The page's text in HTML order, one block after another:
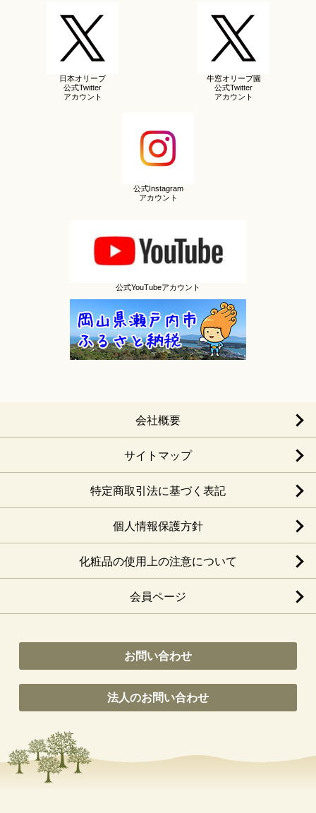
日本オリーブ
公式Twitter
アカウント
牛窓オリーブ園
公式Twitter
アカウント
公式Instagram
アカウント
公式YouTubeアカウント
会社概要
サイトマップ
特定商取引法に基づく表記
個人情報保護方針
化粧品の使用上の注意について
会員ページ
お問い合わせ
法人のお問い合わせ